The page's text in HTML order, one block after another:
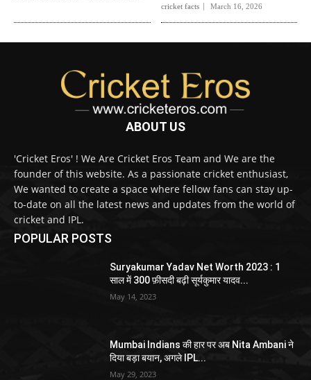
cricket facts March 16, 2026
ABOUT US
'Cricket Eros' ! We Are Cricket Eros Team and We are the
founder of this website. As a passionate cricket enthusiast,
We wanted to create a space where fellow fans can stay up-
to-date on all the latest news and updates from the world of
cricket and IPL.
POPULAR POSTS
Suryakumar Yadav Net Worth 2023 : 1
साल में 300 फ़ीसदी बढ़ी सूर्यकुमार यादव...
May 14, 2023
Mumbai Indians की हार पर अब Nita Ambani ने
दिया बड़ा बयान, अगले IPL...
May 29, 2023